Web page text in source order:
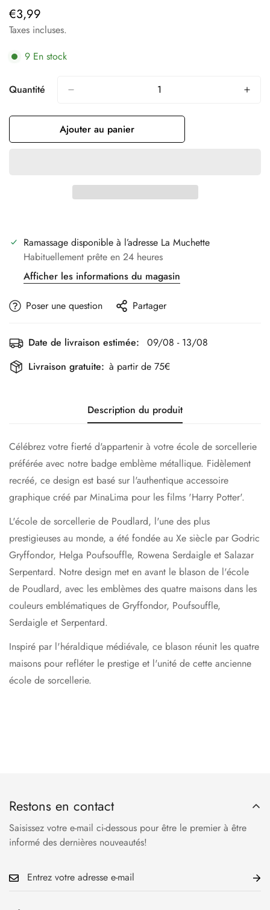
Prix
régulier
€3,99
Taxes incluses.
9 En stock
Quantité
Ajouter au panier
Ramassage disponible à l’adresse La Muchette
Habituellement prête en 24 heures
Afficher les informations du magasin
Poser une question Partager
Date de livraison estimée:
09/08 - 13/08
Livraison gratuite: à partir de 75€
Description du produit
Célébrez votre fierté d'appartenir à votre école de sorcellerie
préférée avec notre badge emblème métallique. Fidèlement
recréé, ce design est basé sur l'authentique accessoire
graphique créé par MinaLima pour les films 'Harry Potter'.
L'école de sorcellerie de Poudlard, l'une des plus
prestigieuses au monde, a été fondée au Xe siècle par Godric
Gryffondor, Helga Poufsouffle, Rowena Serdaigle et Salazar
Serpentard. Notre design met en avant le blason de l'école
de Poudlard, avec les emblèmes des quatre maisons dans les
couleurs emblématiques de Gryffondor, Poufsouffle,
Serdaigle et Serpentard.
Inspiré par l'héraldique médiévale, ce blason réunit les quatre
maisons pour refléter le prestige et l'unité de cette ancienne
école de sorcellerie.
Restons en contact
Saisissez votre e-mail ci-dessous pour être le premier à être
informé des dernières nouveautés!